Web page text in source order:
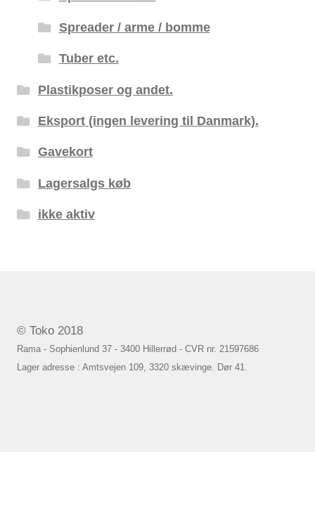
Spreader / arme / bomme
Tuber etc.
Plastikposer og andet.
Eksport (ingen levering til Danmark).
Gavekort
Lagersalgs køb
ikke aktiv
© Toko 2018
Rama - Sophienlund 37 - 3400 Hillerrød - CVR nr. 21597686
Lager adresse : Amtsvejen 109, 3320 skævinge. Dør 41.